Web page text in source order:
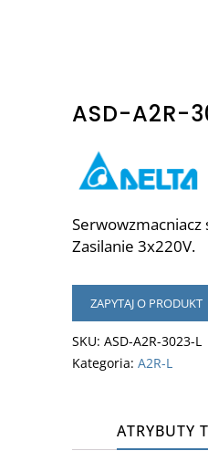
ASD-A2R-
Serwowzmacniacz
Zasilanie 3x220V.
ZAPYTAJ O PRODUKT
SKU: ASD-A2R-3023-L
Kategoria: A2R-L
ATRYBUTY